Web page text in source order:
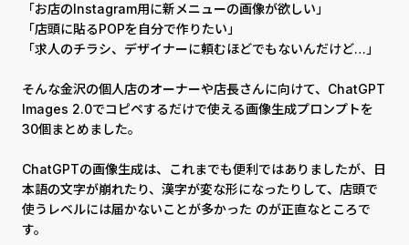
「お店のInstagram用に新メニューの画像が欲しい」
「店頭に貼るPOPを自分で作りたい」
「求人のチラシ、デザイナーに頼むほどでもないんだけど…」
そんな金沢の個人店のオーナーや店長さんに向けて、ChatGPT
Images 2.0でコピペするだけで使える画像生成プロンプトを
30個まとめました。
ChatGPTの画像生成は、これまでも便利ではありましたが、日
本語の文字が崩れたり、漢字が変な形になったりして、店頭で
使うレベルには届かないことが多かった のが正直なところで
す。